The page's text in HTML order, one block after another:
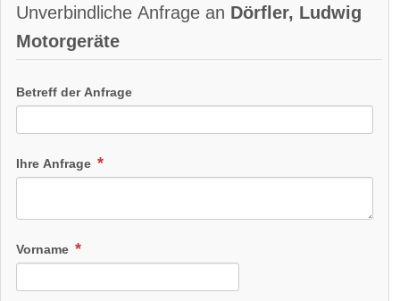
Unverbindliche Anfrage an Dörfler, Ludwig
Motorgeräte
Betreff der Anfrage
Ihre Anfrage
Vorname